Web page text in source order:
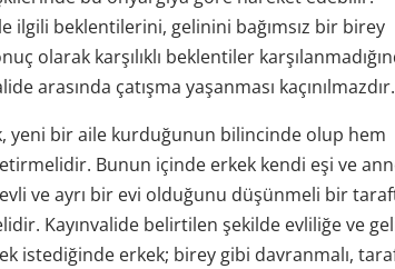
ilgili beklentilerini, gelinini bağımsız bir birey
olarak karşılıklı beklentiler
arasında çatışma yaşanması kaçınılmazdır.
yeni bir aile kurduğunun bilincinde olup hem
Bunun içinde erkek kendi eşi ve
ve ayrı bir evi olduğunu düşünmeli bir
Kayınvalide belirtilen şekilde evliliğe ve
istediğinde erkek; birey gibi davranmalı,